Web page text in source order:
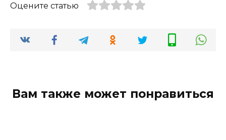
Оцените статью
Вам также может понравиться